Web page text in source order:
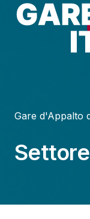
Lavori
Servizi
Gare d'Appalto